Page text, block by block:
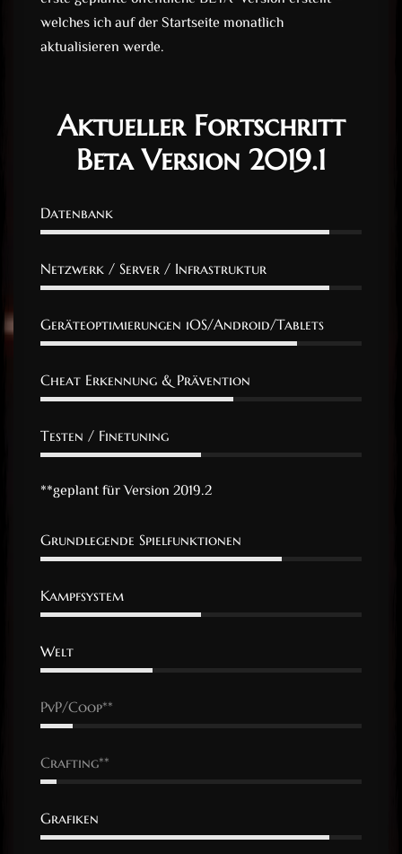
welches ich auf der Startseite monatlich
aktualisieren werde.
Aktueller Fortschritt
Beta Version 2019.1
Datenbank
Netzwerk / Server / Infrastruktur
Geräteoptimierungen iOS/Android/Tablets
Cheat Erkennung & Prävention
Testen / Finetuning
**geplant für Version 2019.2
Grundlegende Spielfunktionen
Kampfsystem
Welt
PvP/Coop**
Crafting**
Grafiken